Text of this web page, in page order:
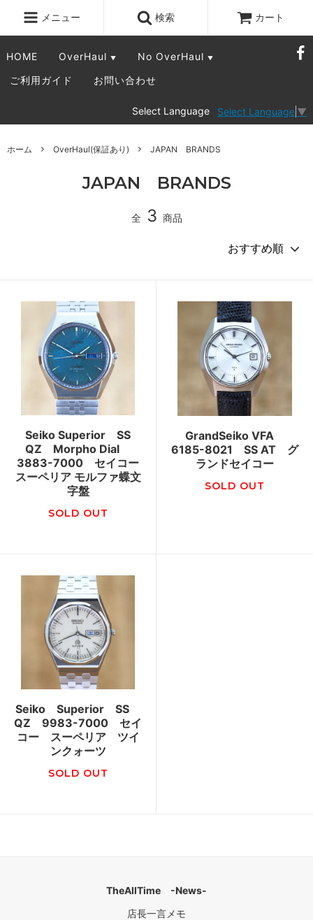
HOME OverHaul ▼ No OverHaul ▼
ご利用ガイド お問い合わせ
メニュー 検索 カート
Select Language Select Language ▼
ホーム OverHaul(保証あり) JAPAN BRANDS
JAPAN BRANDS
全 3 商品
Seiko Superior SS
QZ Morpho Dial
3883-7000 セイコー
スーペリア モルファ蝶文
字盤
SOLD OUT
GrandSeiko VFA
6185-8021 SS AT グ
ランドセイコー
SOLD OUT
Seiko Superior SS
QZ 9983-7000 セイ
コー スーペリア ツイ
ンクォーツ
SOLD OUT
TheAllTime -News-
店長一言メモ